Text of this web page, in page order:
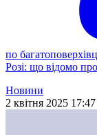
по
Розі: що відомо
Новини
2 квітня 2025 17:47